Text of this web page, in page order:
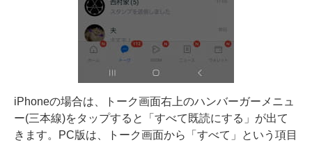
iPhoneの場合は、トーク画面右上のハンバーガーメニュ
ー(三本線)をタップすると「すべて既読にする」が出て
きます。PC版は、トーク画面から「すべて」という項目